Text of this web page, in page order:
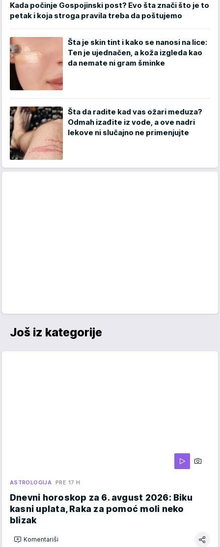
Kada počinje Gospojinski post? Evo šta znači što je to
petak i koja stroga pravila treba da poštujemo
Šta je skin tint i kako se nanosi na lice:
Ten je ujednačen, a koža izgleda kao
da nemate ni gram šminke
Šta da radite kad vas ožari meduza?
Odmah izađite iz vode, a ove nadri
lekove ni slučajno ne primenjujte
Još iz kategorije
ASTROLOGIJA PRE 17 H
Dnevni horoskop za 6. avgust 2026: Biku
kasni uplata, Raka za pomoć moli neko
blizak
Komentariši